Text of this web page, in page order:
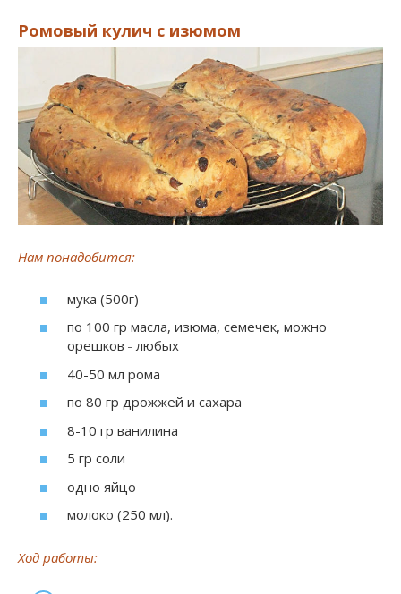
Ромовый кулич с изюмом
Нам понадобится:
мука (500г)
по 100 гр масла, изюма, семечек, можно
орешков
любых
40-50 мл рома
по 80 гр дрожжей и сахара
8-10 гр ванилина
5 гр соли
одно яйцо
молоко (250 мл).
Ход работы: